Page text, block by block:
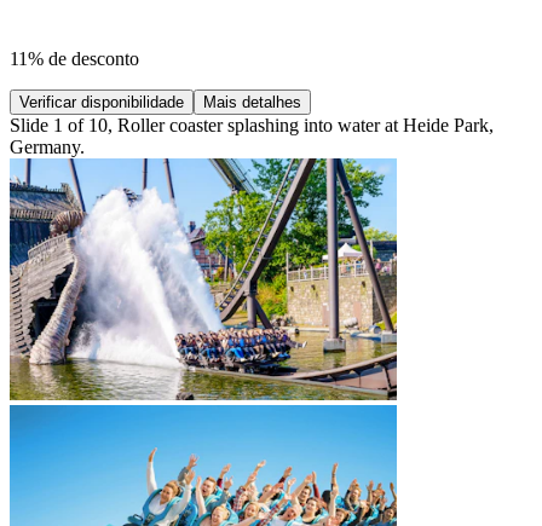
11% de desconto
Verificar disponibilidade Mais detalhes
Slide 1 of 10, Roller coaster splashing into water at Heide Park,
Germany.